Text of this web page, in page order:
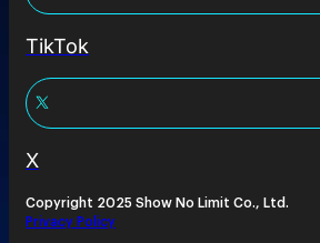
TikTok
X
Copyright 2025 Show No Limit Co., Ltd.
Privacy Policy